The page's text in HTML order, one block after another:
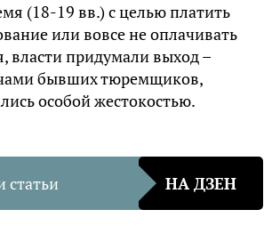
(18-19 вв.) с целью платить
или вовсе не оплачивать
власти придумали выход –
бывших тюремщиков,
особой жестокостью.
статьи НА ДЗЕН